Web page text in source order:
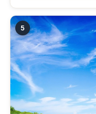
5